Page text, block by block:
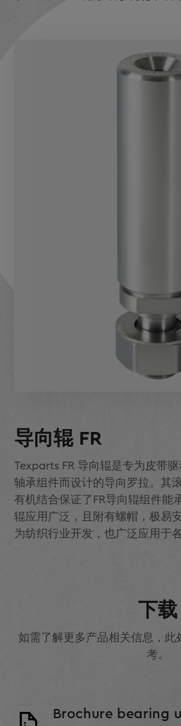
导向辊 FR
Texparts FR 导向辊是专为皮带
轴承组件而设计的导向罗拉。其
有机结合保证了FR导向辊组件能
辊应用广泛，且附有螺帽，极易
为纺织行业开发，也广泛应用于
下载
如需了解更多产品相关信息，此
考。
Brochure bearing